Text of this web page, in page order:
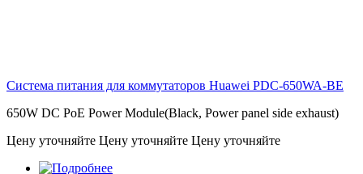
Система питания для коммутаторов Huawei PDC-650WA-BE
650W DC PoE Power Module(Black, Power panel side exhaust)
Цену уточняйте Цену уточняйте Цену уточняйте